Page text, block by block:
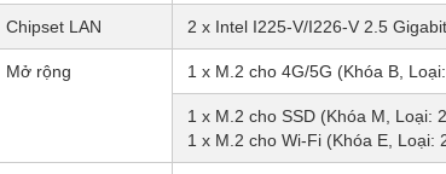
Chipset LAN 2 x Intel I225-V/I226-V 2.5
Mở rộng 1 x M.2 cho 4G/5G (Khóa B,
1 x M.2 cho SSD (Khóa M, Loại:
1 x M.2 cho Wi-Fi (Khóa E, Loại: